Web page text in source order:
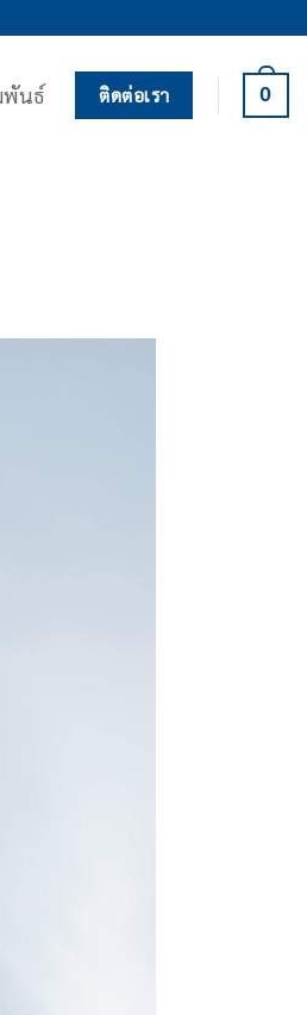
พันธ์ ติดต่อเรา 0